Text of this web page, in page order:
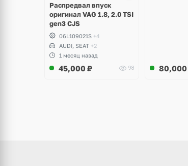
Распредвал впуск
оригинал VAG 1.8, 2.0 TSI
gen3 CJS
06L109021S +4
AUDI, SEAT +2
1 месяц назад
45,000 ₽ 98 80,000